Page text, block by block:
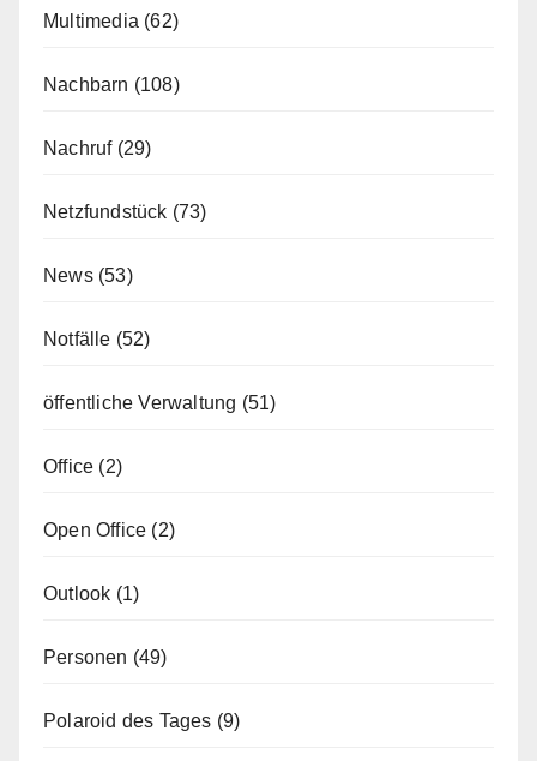
Multimedia (62)
Nachbarn (108)
Nachruf(29)
Netzfundstück (73)
News(53)
Notfälle (52)
öffentliche Verwaltung (51)
Office (2)
Open Office (2)
Outlook (1)
Personen (49)
Polaroid des Tages (9)